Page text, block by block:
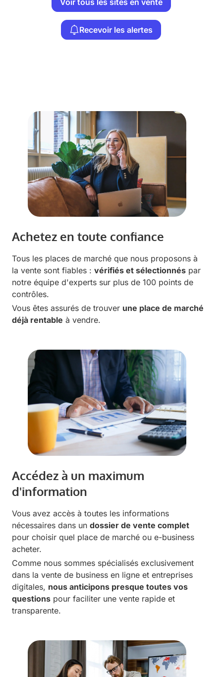
Voir tous les sites en vente
Recevoir les alertes
Achetez en toute confiance
Tous les places de marché que nous proposons à
la vente sont fiables : vérifiés et sélectionnés par
notre équipe d'experts sur plus de 100 points de
contrôles.
Vous êtes assurés de trouver une place de marché
déjà rentable à vendre.
Accédez à un maximum
d'information
Vous avez accès à toutes les informations
nécessaires dans un dossier de vente complet
pour choisir quel place de marché ou e-business
acheter.
Comme nous sommes spécialisés exclusivement
dans la vente de business en ligne et entreprises
digitales, nous anticipons presque toutes vos
questions pour faciliter une vente rapide et
transparente.